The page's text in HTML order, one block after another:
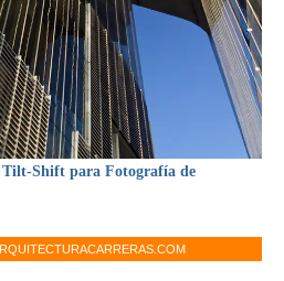
Tilt-Shift para Fotografía de